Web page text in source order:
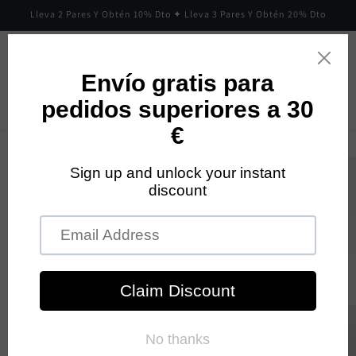
directamente
al contenido
Lleva 2 Pares Y Obtén 10% Dto ✦ Lleva 3 Pares Y Obtén 20% Dto